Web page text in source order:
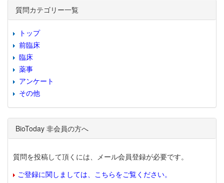
質問カテゴリー一覧
トップ
前臨床
臨床
薬事
アンケート
その他
BioToday 非会員の方へ
質問を投稿して頂くには、メール会員登録が必要です。
ご登録に関しましては、こちらをご覧ください。